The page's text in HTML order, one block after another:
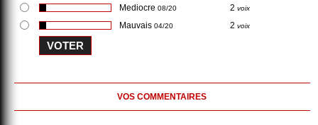
Mediocre 08/20 2 voix
Mauvais 04/20 2 voix
VOS COMMENTAIRES